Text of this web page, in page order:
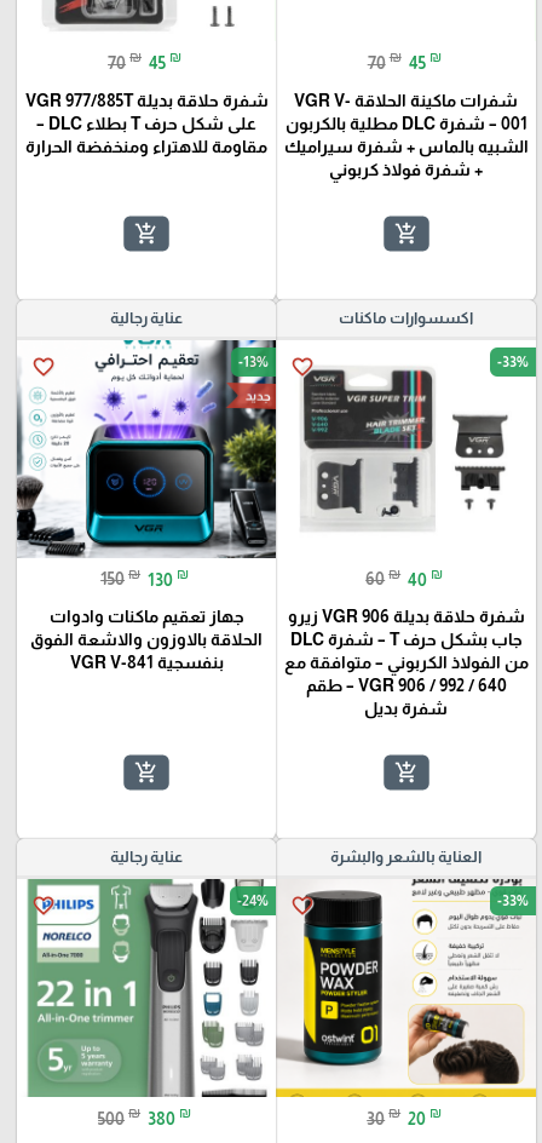
70 ₪ 45 ₪
شفرات ماكينة الحلاقة VGR V-
001 – شفرة DLC مطلية بالكربون
الشبيه بالماس + شفرة سيراميك
+ شفرة فولاذ كربوني
add_shopping_cart
70 ₪ 45 ₪
شفرة حلاقة بديلة VGR 977/885T
على شكل حرف T بطلاء DLC –
مقاومة للاهتراء ومنخفضة الحرارة
add_shopping_cart
اكسسوارات ماكنات
favorite_border -33%
60 ₪ 40 ₪
شفرة حلاقة بديلة VGR 906 زيرو
جاب بشكل حرف T – شفرة DLC
من الفولاذ الكربوني – متوافقة مع
VGR 906 / 992 / 640 – طقم
شفرة بديل
add_shopping_cart
عناية رجالية
favorite_border -13%
جديد
150 ₪ 130 ₪
جهاز تعقيم ماكنات وادوات
الحلاقة بالاوزون والاشعة الفوق
بنفسجية VGR V-841
add_shopping_cart
العناية بالشعر والبشرة
favorite_border -33%
30 ₪ 20 ₪
عناية رجالية
favorite_border -24%
500 ₪ 380 ₪